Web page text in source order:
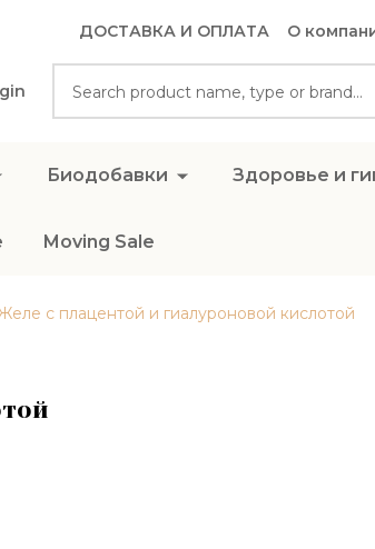
ДОСТАВКА И ОПЛАТА О
Биодобавки Здоровье и
Moving Sale
с плацентой и гиалуроновой кислотой